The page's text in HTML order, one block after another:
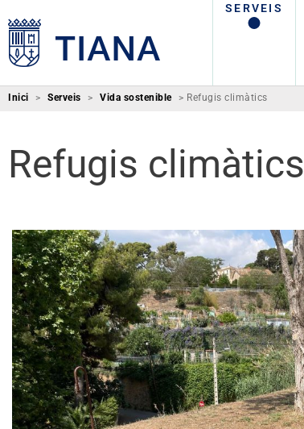
SERVEIS
Inici > Serveis > Vida sostenible > Refugis climàtics
Refugis climàtics